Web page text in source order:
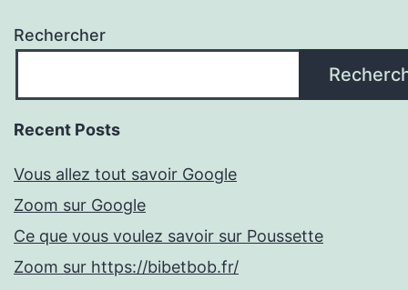
Rechercher
Recent Posts
Vous allez tout savoir Google
Zoom sur Google
Ce que vous voulez savoir sur Poussette
Zoom sur https://bibetbob.fr/